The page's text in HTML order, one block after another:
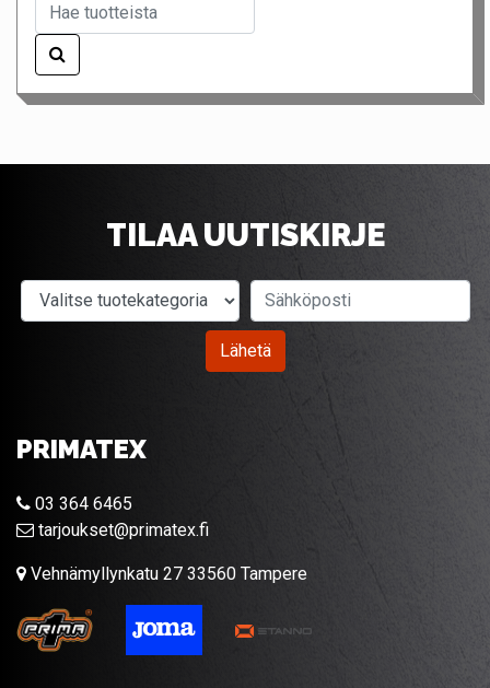
TILAA UUTISKIRJE
Valitse tuotekategoria
Lähetä
PRIMATEX
03 364 6465
tarjoukset@primatex.fi
Vehnämyllynkatu 27 33560 Tampere